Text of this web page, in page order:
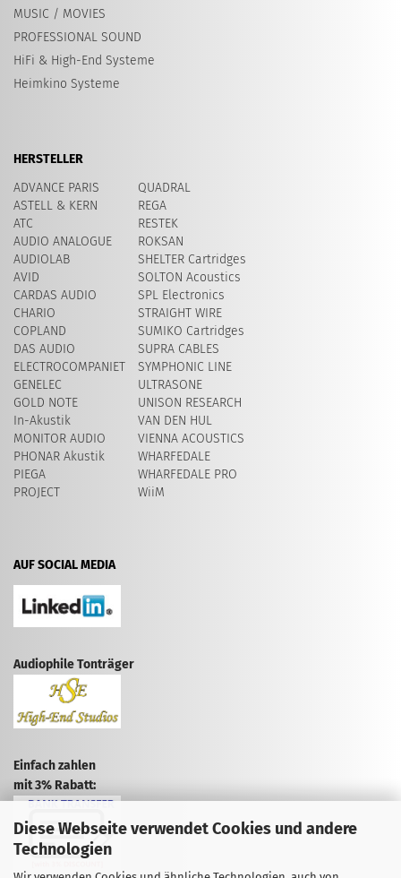
Diese Webseite verwendet Cookies und andere
Technologien
MUSIC / MOVIES
PROFESSIONAL SOUND
HiFi & High-End Systeme
Heimkino Systeme
HERSTELLER
ADVANCE PARIS
ASTELL & KERN
ATC
AUDIO ANALOGUE
AUDIOLAB
AVID
CARDAS AUDIO
CHARIO
COPLAND
DAS AUDIO
ELECTROCOMPANIET
GENELEC
GOLD NOTE
In-Akustik
MONITOR AUDIO
PHONAR Akustik
PIEGA
PROJECT
QUADRAL
REGA
RESTEK
ROKSAN
SHELTER Cartridges
SOLTON Acoustics
SPL Electronics
STRAIGHT WIRE
SUMIKO Cartridges
SUPRA CABLES
SYMPHONIC LINE
ULTRASONE
UNISON RESEARCH
VAN DEN HUL
VIENNA ACOUSTICS
WHARFEDALE
WHARFEDALE PRO
WiiM
AUF SOCIAL MEDIA
Audiophile Tonträger
Einfach zahlen
mit 3% Rabatt: